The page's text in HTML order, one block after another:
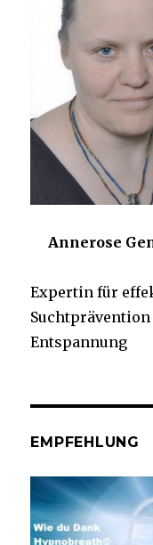
Annerose
Expertin für
Entspannung
EMPFEHLUNG